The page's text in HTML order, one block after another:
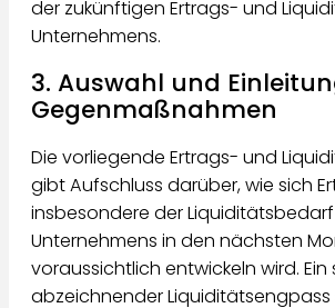
der zukünftigen Ertrags- und
Unternehmens.
3. Auswahl und
Gegenmaßnahmen
Die vorliegende Ertrags- und
gibt Aufschluss darüber, wie sich
insbesondere der Liquiditätsbedarf
Unternehmens in den nächsten
voraussichtlich entwickeln wird. Ein
abzeichnender